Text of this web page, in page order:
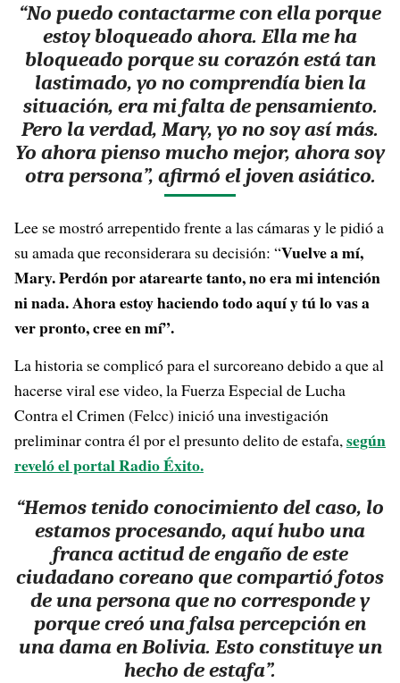
“No puedo contactarme con ella porque
estoy bloqueado ahora. Ella me ha
bloqueado porque su corazón está tan
lastimado, yo no comprendía bien la
situación, era mi falta de pensamiento.
Pero la verdad, Mary, yo no soy así más.
Yo ahora pienso mucho mejor, ahora soy
otra persona”, afirmó el joven asiático.
Lee se mostró arrepentido frente a las cámaras y le pidió a
su amada que reconsiderara su decisión: “Vuelve a mí,
Mary. Perdón por atarearte tanto, no era mi intención
ni nada. Ahora estoy haciendo todo aquí y tú lo vas a
ver pronto, cree en mí”.
La historia se complicó para el surcoreano debido a que al
hacerse viral ese video, la Fuerza Especial de Lucha
Contra el Crimen (Felcc) inició una investigación
preliminar contra él por el presunto delito de estafa,según
reveló el portal Radio Éxito.
“Hemos tenido conocimiento del caso, lo
estamos procesando, aquí hubo una
franca actitud de engaño de este
ciudadano coreano que compartió fotos
de una persona que no corresponde y
porque creó una falsa percepción en
una dama en Bolivia. Esto constituye un
hecho de estafa”.